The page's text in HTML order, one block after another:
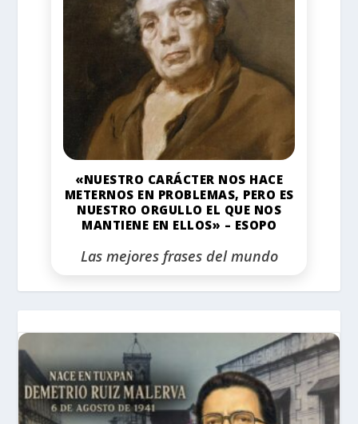
«NUESTRO CARÁCTER NOS HACE
METERNOS EN PROBLEMAS, PERO ES
NUESTRO ORGULLO EL QUE NOS
MANTIENE EN ELLOS» – ESOPO
Las mejores frases del mundo